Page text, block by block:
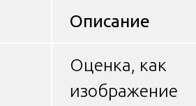
Описание
Оценка, как
изображение